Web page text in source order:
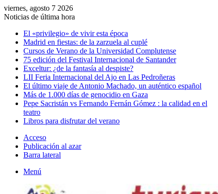
viernes, agosto 7 2026
Noticias de última hora
El «privilegio» de vivir esta época
Madrid en fiestas: de la zarzuela al cuplé
Cursos de Verano de la Universidad Complutense
75 edición del Festival Internacional de Santander
Exceltur: ¿de la fantasía al despiste?
LII Feria Internacional del Ajo en Las Pedroñeras
El último viaje de Antonio Machado, un auténtico español
Más de 1.000 días de genocidio en Gaza
Pepe Sacristán vs Fernando Fernán Gómez : la calidad en el
teatro
Libros para disfrutar del verano
Acceso
Publicación al azar
Barra lateral
Menú